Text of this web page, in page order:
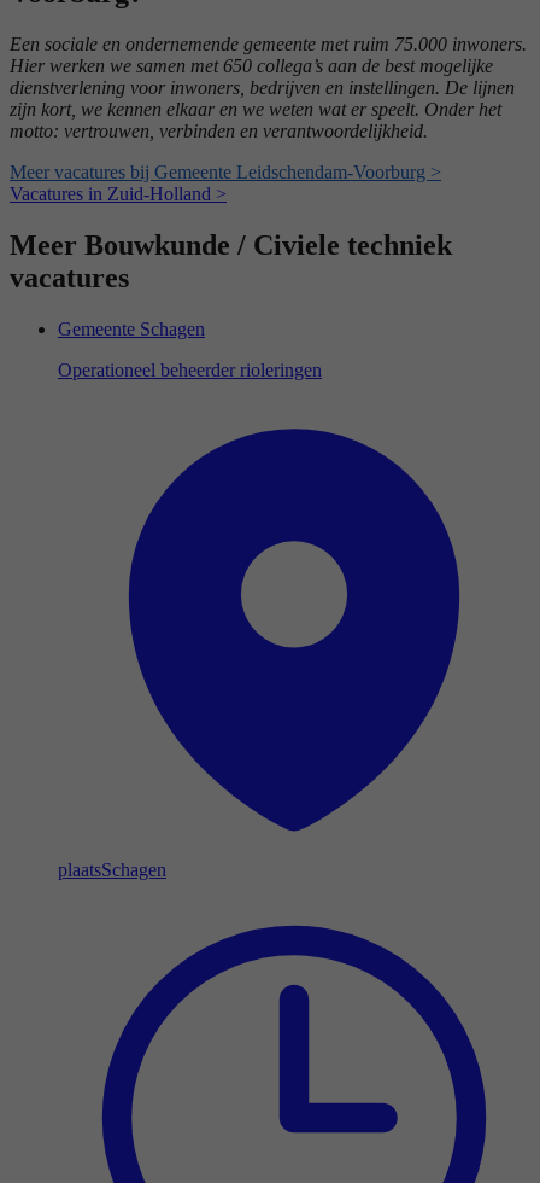
Een sociale en ondernemende gemeente met ruim 75.000 inwoners.
Hier werken we samen met 650 collega’s aan de best mogelijke
dienstverlening voor inwoners, bedrijven en instellingen. De lijnen
zijn kort, we kennen elkaar en we weten wat er speelt. Onder het
motto: vertrouwen, verbinden en verantwoordelijkheid.
Meer vacatures bij Gemeente Leidschendam-Voorburg >
Vacatures in Zuid-Holland >
Meer Bouwkunde / Civiele techniek
vacatures
Gemeente Schagen
Operationeel beheerder rioleringen
plaatsSchagen